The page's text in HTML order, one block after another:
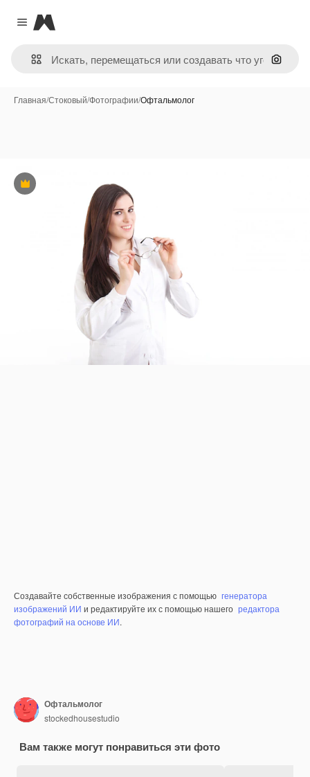
Close menu
Magnific
Поиск
Главная/Стоковый/Фотографии/Офтальмолог
Премиум
Создавайте собственные изображения с помощью генератора
изображений ИИ и редактируйте их с помощью нашего редактора
фотографий на основе ИИ.
Офтальмолог
stockedhousestudio
Вам также могут понравиться эти фото